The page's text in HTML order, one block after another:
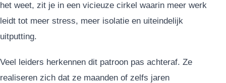
het weet, zit je in een vicieuze cirkel waarin meer werk
leidt tot meer stress, meer isolatie en uiteindelijk
uitputting.
Veel leiders herkennen dit patroon pas achteraf. Ze
realiseren zich dat ze maanden of zelfs jaren